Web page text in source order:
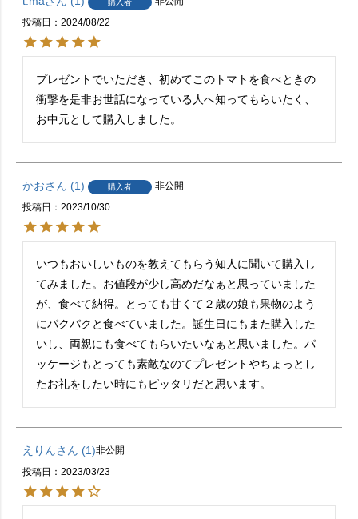
購入者
投稿日
2024/08/22
プレゼントでいただき、初めてこのトマトを食べときの
衝撃を是非お世話になっている人へ知ってもらいたく、
お中元として購入しました。
かお 1 購入者
非公開
投稿日
2023/10/30
いつもおいしいものを教えてもらう知人に聞いて購入し
てみました。お値段が少し高めだなぁと思っていました
が、食べて納得。とっても甘くて２歳の娘も果物のよう
にパクパクと食べていました。誕生日にもまた購入した
いし、両親にも食べてもらいたいなぁと思いました。パ
ッケージもとっても素敵なのてプレゼントやちょっとし
たお礼をしたい時にもピッタリだと思います。
えりん 1 非公開
投稿日
2023/03/23